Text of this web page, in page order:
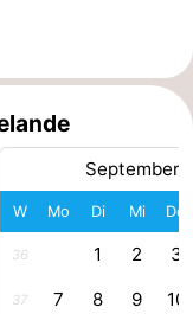
September
W Mo Di Mi Do
36 1 2 3
37 7 8 9 10